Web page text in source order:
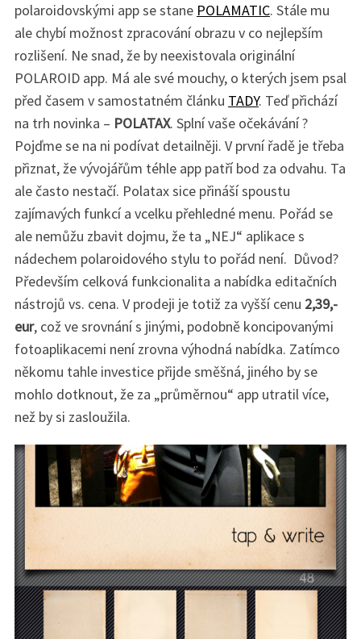
polaroidovskými app se stane POLAMATIC. Stále mu
ale chybí možnost zpracování obrazu v co nejlepším
rozlišení. Ne snad, že by neexistovala originální
POLAROID app. Má ale své mouchy, o kterých jsem psal
před časem v samostatném článku TADY. Teď přichází
na trh novinka – POLATAX. Splní vaše očekávání ?
Pojďme se na ni podívat detailněji. V první řadě je třeba
přiznat, že vývojářům téhle app patří bod za odvahu. Ta
ale často nestačí. Polatax sice přináší spoustu
zajímavých funkcí a vcelku přehledné menu. Pořád se
ale nemůžu zbavit dojmu, že ta „NEJ“ aplikace s
nádechem polaroidového stylu to pořád není. Důvod?
Především celková funkcionalita a nabídka editačních
nástrojů vs. cena. V prodeji je totiž za vyšší cenu 2,39,-
eur, což ve srovnání s jinými, podobně koncipovanými
fotoaplikacemi není zrovna výhodná nabídka. Zatímco
někomu tahle investice přijde směšná, jiného by se
mohlo dotknout, že za „průměrnou“ app utratil více,
než by si zasloužila.